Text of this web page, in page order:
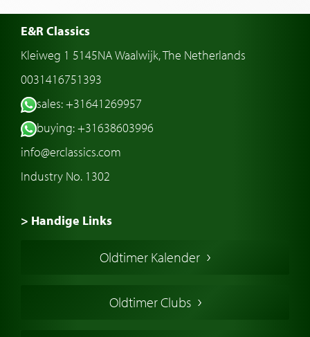
E&R Classics
Kleiweg 1 5145NA Waalwijk, The Netherlands
0031416751393
sales: +31641269957
buying: +31638603996
info@erclassics.com
Industry No. 1302
> Handige Links
Amerikaanse oldtimers
Oldtimer Kalender
Oldtimer Clubs